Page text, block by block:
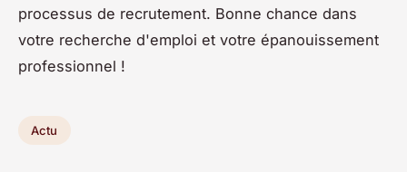
processus de recrutement. Bonne chance dans
votre recherche d'emploi et votre épanouissement
professionnel !
Actu